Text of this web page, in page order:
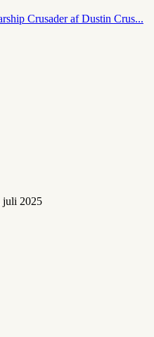
Crusader af Dustin Crus...
juli 2025